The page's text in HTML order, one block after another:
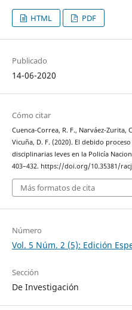
HTML PDF
Publicado
14-06-2020
Cómo citar
Cuenca-Correa, R. F., Narváez-Zurita,
Vicuña, D. F. (2020). El debido
disciplinarias leves en la Policía
403–432. https://doi.org/10.35381/
Más formatos de cita
Número
Vol. 5 Núm. 2 (5): Edición
Sección
De Investigación